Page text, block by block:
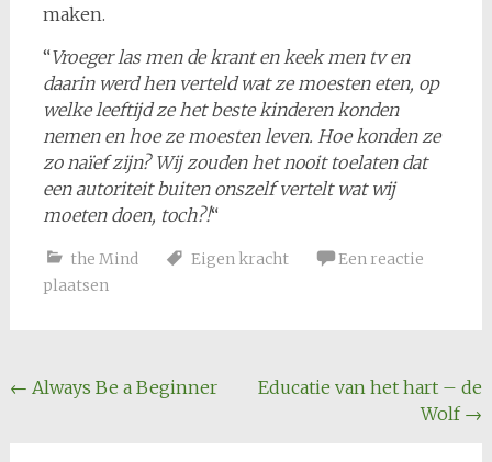
maken.
“Vroeger las men de krant en keek men tv en
daarin werd hen verteld wat ze moesten eten, op
welke leeftijd ze het beste kinderen konden
nemen en hoe ze moesten leven. Hoe konden ze
zo naïef zijn? Wij zouden het nooit toelaten dat
een autoriteit buiten onszelf vertelt wat wij
moeten doen, toch?!“
the Mind Eigen kracht
Een reactie
plaatsen
Bericht
← Always Be a Beginner
Educatie van het hart – de
Wolf →